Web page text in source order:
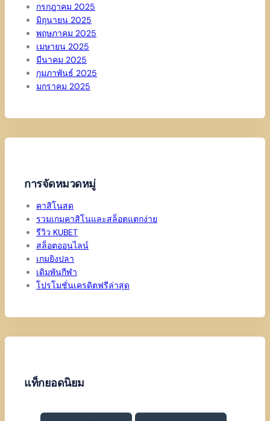
กรกฎาคม 2025
มิถุนายน 2025
พฤษภาคม 2025
เมษายน 2025
มีนาคม 2025
กุมภาพันธ์ 2025
มกราคม 2025
การจัดหมวดหมู่
คาสิโนสด
รวมเกมคาสิโนและสล็อตแตกง่าย
รีวิว KUBET
สล็อตออนไลน์
เกมยิงปลา
เดิมพันกีฬา
โปรโมชั่นเครดิตฟรีล่าสุด
แท็กยอดนิยม